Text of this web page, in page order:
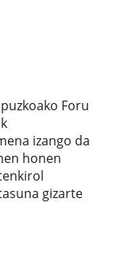
Foru
izango da
honen
gizarte